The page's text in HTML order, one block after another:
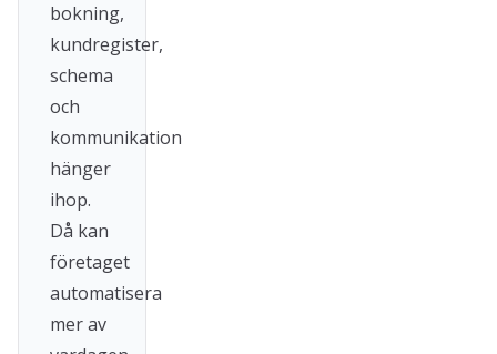
bokning,
kundregister,
schema
och
kommunikation
hänger
ihop.
Då kan
företaget
automatisera
mer av